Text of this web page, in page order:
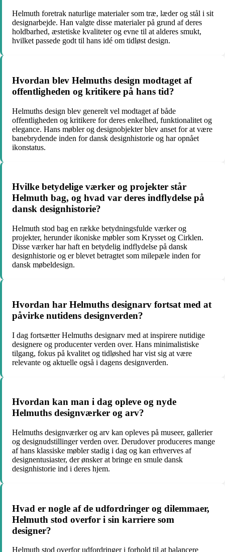
Helmuth foretrak naturlige materialer som træ, læder og stål i sit
designarbejde. Han valgte disse materialer på grund af deres
holdbarhed, æstetiske kvaliteter og evne til at alderes smukt,
hvilket passede godt til hans idé om tidløst design.
Hvordan blev Helmuths design modtaget af
offentligheden og kritikere på hans tid?
Helmuths design blev generelt vel modtaget af både
offentligheden og kritikere for deres enkelhed, funktionalitet og
elegance. Hans møbler og designobjekter blev anset for at være
banebrydende inden for dansk designhistorie og har opnået
ikonstatus.
Hvilke betydelige værker og projekter står
Helmuth bag, og hvad var deres indflydelse på
dansk designhistorie?
Helmuth stod bag en række betydningsfulde værker og
projekter, herunder ikoniske møbler som Krysset og Cirklen.
Disse værker har haft en betydelig indflydelse på dansk
designhistorie og er blevet betragtet som milepæle inden for
dansk møbeldesign.
Hvordan har Helmuths designarv fortsat med at
påvirke nutidens designverden?
I dag fortsætter Helmuths designarv med at inspirere nutidige
designere og producenter verden over. Hans minimalistiske
tilgang, fokus på kvalitet og tidløshed har vist sig at være
relevante og aktuelle også i dagens designverden.
Hvordan kan man i dag opleve og nyde
Helmuths designværker og arv?
Helmuths designværker og arv kan opleves på museer, gallerier
og designudstillinger verden over. Derudover produceres mange
af hans klassiske møbler stadig i dag og kan erhverves af
designentusiaster, der ønsker at bringe en smule dansk
designhistorie ind i deres hjem.
Hvad er nogle af de udfordringer og dilemmaer,
Helmuth stod overfor i sin karriere som
designer?
Helmuth stod overfor udfordringer i forhold til at balancere